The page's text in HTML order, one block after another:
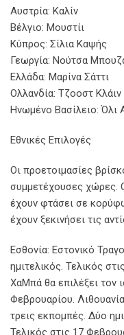
Αυστρία: Καλίν
Βέλγιο: Μουστίι
Κύπρος: Σίλια Καψής
Γεωργία: Νούτσα
Ελλάδα: Μαρίνα Σάττι
Ολλανδία: Τζοοστ Κλάιν
Ηνωμένο Βασίλειο: Όλι
Εθνικές Επιλογές
Οι προετοιμασίες
συμμετέχουσες χώρες.
έχουν φτάσει σε
έχουν ξεκινήσει τις
Εσθονία: Εστονικό
ημιτελικός. Τελικός
ΧαΜπά θα επιλέξει τον
Φεβρουαρίου.
τρεις εκπομπές. Δύο
Τελικός στις 17